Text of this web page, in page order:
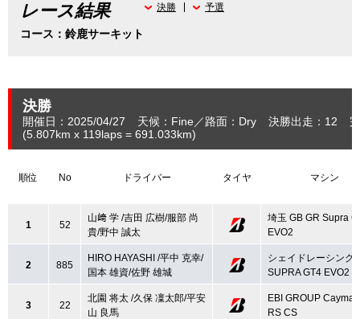
レース結果
コース：鈴鹿サーキット
決勝 予選
決勝
開催日：2025/04/27 天候：Fine 路面：Dry 決勝出走：12
(5.807km x 119laps = 691.033km)
順位 No ドライバー タイヤ マシン
1 52
山﨑 学 /吉田 広樹/服部 尚
貴/野中 誠太
埼玉 GB GR Supra
EVO2
2 885
HIRO HAYASHI /平中 克幸/
国本 雄資/佐野 雄城
シェイドレーシング
SUPRA GT4 EVO2
3 22
北園 将太 /久保 凜太郎/平安
山 良馬
EBI GROUP
RS CS